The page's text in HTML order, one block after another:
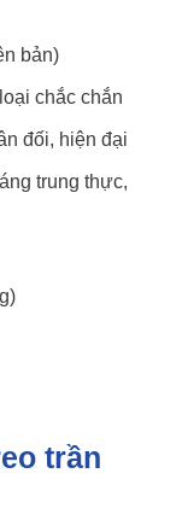
bản)
chắc chắn
đối, hiện đại
trung thực,
trần